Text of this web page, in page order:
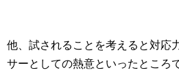
他、試されることを考えると対応
サーとしての熱意といったところ